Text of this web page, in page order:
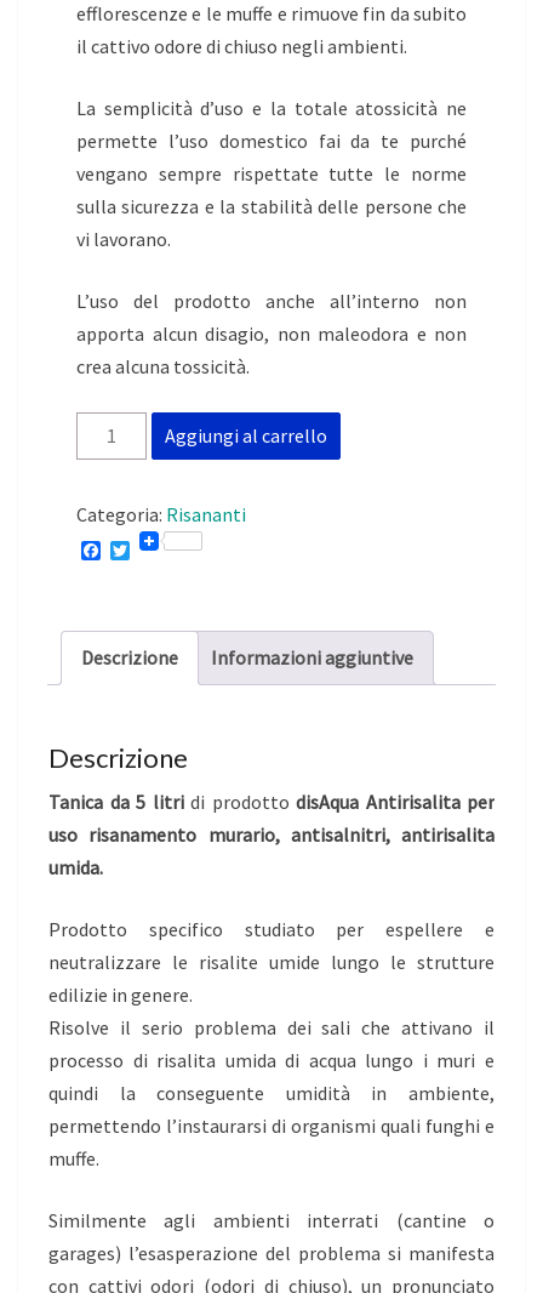
efflorescenze e le muffe e rimuove fin da subito
il cattivo odore di chiuso negli ambienti.
La semplicità d’uso e la totale atossicità ne
permette l’uso domestico fai da te purché
vengano sempre rispettate tutte le norme
sulla sicurezza e la stabilità delle persone che
vi lavorano.
L’uso del prodotto anche all’interno non
apporta alcun disagio, non maleodora e non
crea alcuna tossicità.
disAqua
Antirisalita
quantità
Aggiungi al carrello
Categoria: Risananti
b
o
o
T
t
e
r
Descrizione Informazioni aggiuntive
Descrizione
Tanica da 5 litridi prodotto disAqua Antirisalita per
uso risanamento murario, antisalnitri, antirisalita
umida.
Prodotto specifico studiato per espellere e
neutralizzare le risalite umide lungo le strutture
edilizie in genere.
Risolve il serio problema dei sali che attivano il
processo di risalita umida di acqua lungo i muri e
quindi la conseguente umidità in ambiente,
permettendo l’instaurarsi di organismi quali funghi e
muffe.
Similmente agli ambienti interrati (cantine o
garages) l’esasperazione del problema si manifesta
con cattivi odori (odori di chiuso), un pronunciato